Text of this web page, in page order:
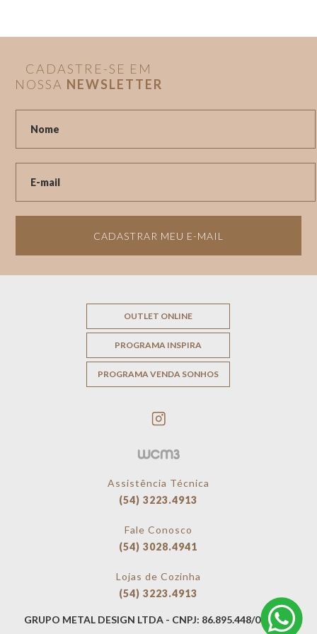
CADASTRE-SE EM
NOSSA NEWSLETTER
CADASTRAR MEU E-MAIL
OUTLET ONLINE
PROGRAMA INSPIRA
PROGRAMA VENDA SONHOS
Assistência Técnica
(54) 3223.4913
Fale Conosco
(54) 3028.4941
Lojas de Cozinha
(54) 3223.4913
GRUPO METAL DESIGN LTDA - CNPJ: 86.895.448/0001-36